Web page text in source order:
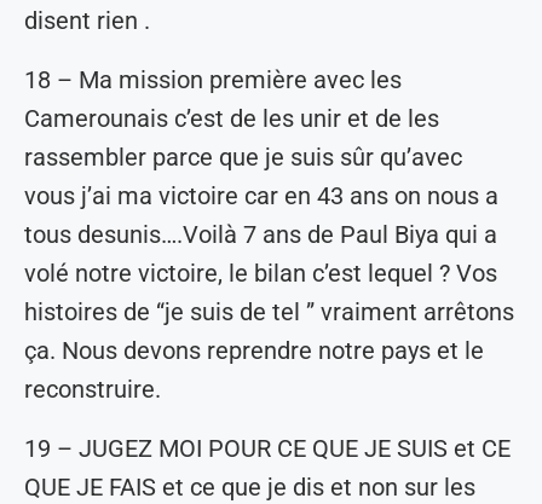
disent rien .
18 – Ma mission première avec les
Camerounais c’est de les unir et de les
rassembler parce que je suis sûr qu’avec
vous j’ai ma victoire car en 43 ans on nous a
tous desunis….Voilà 7 ans de Paul Biya qui a
volé notre victoire, le bilan c’est lequel ? Vos
histoires de “je suis de tel ” vraiment arrêtons
ça. Nous devons reprendre notre pays et le
reconstruire.
19 – JUGEZ MOI POUR CE QUE JE SUIS et CE
QUE JE FAIS et ce que je dis et non sur les